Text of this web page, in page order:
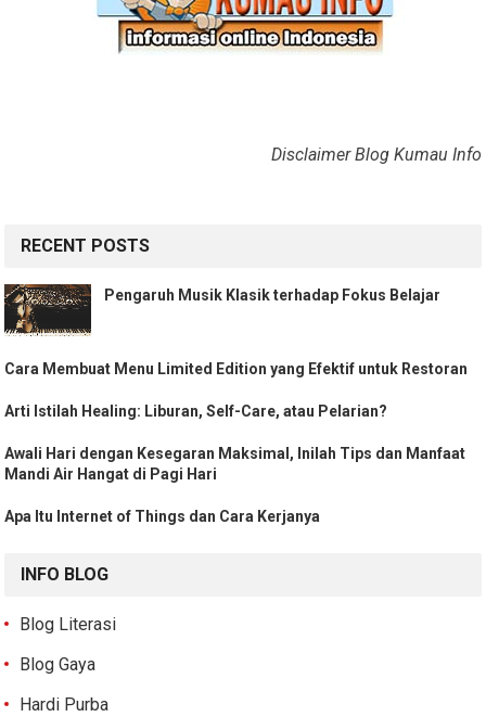
Disclaimer Blog Kumau Info
RECENT POSTS
Pengaruh Musik Klasik terhadap Fokus Belajar
Cara Membuat Menu Limited Edition yang Efektif untuk Restoran
Arti Istilah Healing: Liburan, Self-Care, atau Pelarian?
Awali Hari dengan Kesegaran Maksimal, Inilah Tips dan Manfaat
Mandi Air Hangat di Pagi Hari
Apa Itu Internet of Things dan Cara Kerjanya
INFO BLOG
Blog Literasi
Blog Gaya
Hardi Purba